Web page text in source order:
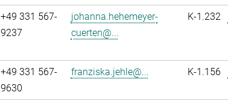
+49 331 567-
9237
johanna.hehemeyer-
cuerten@...
K-1.232
+49 331 567-
9630
franziska.jehle@... K-1.156